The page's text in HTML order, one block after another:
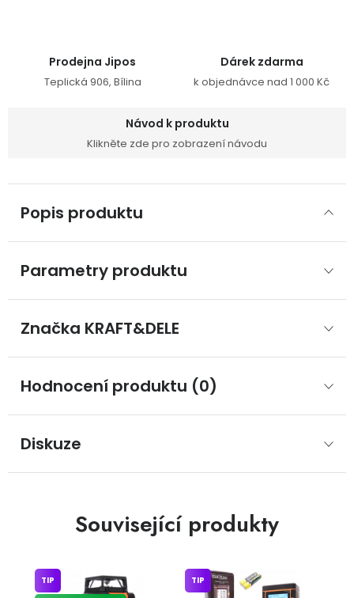
Prodejna Jipos
Teplická 906, Bílina
Dárek zdarma
k objednávce nad 1 000 Kč
Návod k produktu
Klikněte zde pro zobrazení návodu
Popis produktu
Parametry produktu
Značka KRAFT&DELE
Hodnocení produktu (0)
Diskuze
Související produkty
TIP TIP